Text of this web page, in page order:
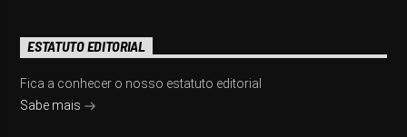
ESTATUTO EDITORIAL
Fica a conhecer o nosso estatuto editorial
Sabe mais